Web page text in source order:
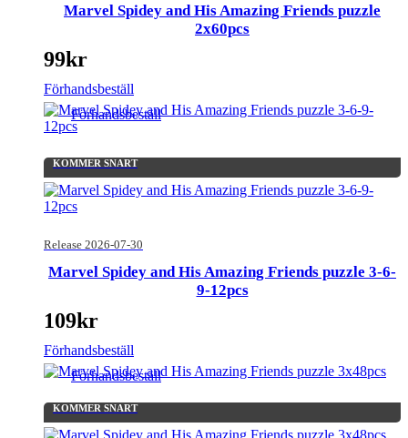
Marvel Spidey and His Amazing Friends puzzle
2x60pcs
99kr
Förhandsbeställ
KOMMER SNART
Release 2026-07-30
Förhandsbeställ
Marvel Spidey and His Amazing Friends puzzle 3-6-
9-12pcs
109kr
Förhandsbeställ
KOMMER SNART
Förhandsbeställ